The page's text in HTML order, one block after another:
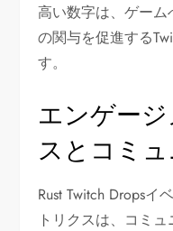
高い数字は、ゲー
の関与を促進する
す。
エンゲー
スとコミ
Rust Twitch Dropsイ
トリクスは、コミ